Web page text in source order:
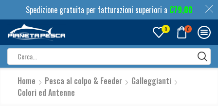
Spedizione gratuita per fatturazioni superiori a €79,00
0 0
input
Home Pesca al colpo & Feeder
Galleggianti
Colori ed Antenne